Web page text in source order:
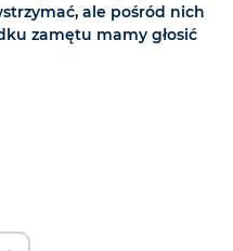
ale pośród nich
zamętu mamy głosić